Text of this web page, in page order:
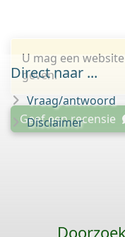
U mag een
geven.
Geef een recensie
Direct naar ...
Vraag/antwoord
Disclaimer